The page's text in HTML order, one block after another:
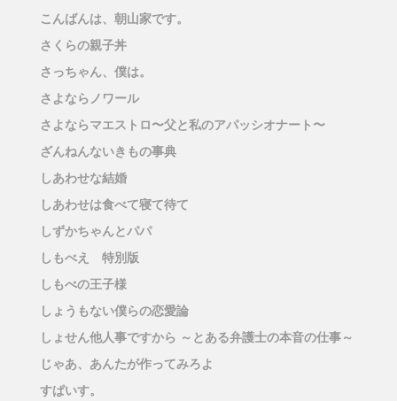
こんばんは、朝山家です。
さくらの親子丼
さっちゃん、僕は。
さよならノワール
さよならマエストロ〜父と私のアパッシオナート〜
ざんねんないきもの事典
しあわせな結婚
しあわせは食べて寝て待て
しずかちゃんとパパ
しもべえ 特別版
しもべの王子様
しょうもない僕らの恋愛論
しょせん他人事ですから ～とある弁護士の本音の仕事～
じゃあ、あんたが作ってみろよ
すぱいす。